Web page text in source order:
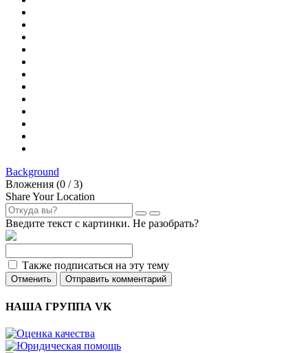
Background
Вложения (0 / 3)
Share Your Location
Введите текст с картинки. Не разобрать?
Также подписаться на эту тему
Отменить Отправить комментарий
НАША ГРУППА VK